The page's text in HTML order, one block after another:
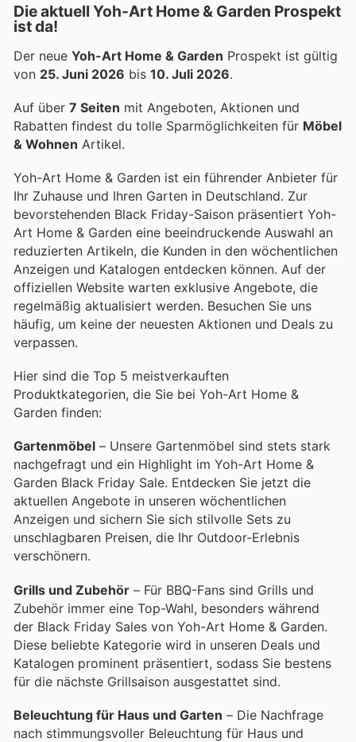
Die aktuell Yoh-Art Home & Garden Prospekt
ist da!
Der neue Yoh-Art Home & Garden Prospekt ist gültig
von 25. Juni 2026 bis 10. Juli 2026.
Auf über 7 Seiten mit Angeboten, Aktionen und
Rabatten findest du tolle Sparmöglichkeiten für Möbel
& Wohnen Artikel.
Yoh-Art Home & Garden ist ein führender Anbieter für
Ihr Zuhause und Ihren Garten in Deutschland. Zur
bevorstehenden Black Friday-Saison präsentiert Yoh-
Art Home & Garden eine beeindruckende Auswahl an
reduzierten Artikeln, die Kunden in den wöchentlichen
Anzeigen und Katalogen entdecken können. Auf der
offiziellen Website warten exklusive Angebote, die
regelmäßig aktualisiert werden. Besuchen Sie uns
häufig, um keine der neuesten Aktionen und Deals zu
verpassen.
Hier sind die Top 5 meistverkauften
Produktkategorien, die Sie bei Yoh-Art Home &
Garden finden:
Gartenmöbel – Unsere Gartenmöbel sind stets stark
nachgefragt und ein Highlight im Yoh-Art Home &
Garden Black Friday Sale. Entdecken Sie jetzt die
aktuellen Angebote in unseren wöchentlichen
Anzeigen und sichern Sie sich stilvolle Sets zu
unschlagbaren Preisen, die Ihr Outdoor-Erlebnis
verschönern.
Grills und Zubehör – Für BBQ-Fans sind Grills und
Zubehör immer eine Top-Wahl, besonders während
der Black Friday Sales von Yoh-Art Home & Garden.
Diese beliebte Kategorie wird in unseren Deals und
Katalogen prominent präsentiert, sodass Sie bestens
für die nächste Grillsaison ausgestattet sind.
Beleuchtung für Haus und Garten – Die Nachfrage
nach stimmungsvoller Beleuchtung für Haus und